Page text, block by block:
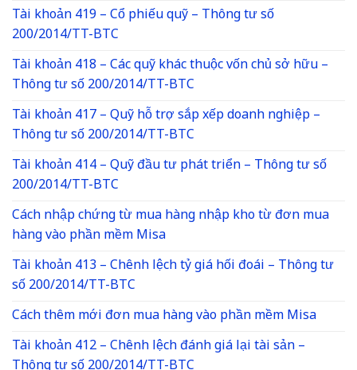
Tài khoản 419 – Cổ phiếu quỹ – Thông tư số
200/2014/TT-BTC
Tài khoản 418 – Các quỹ khác thuộc vốn chủ sở hữu –
Thông tư số 200/2014/TT-BTC
Tài khoản 417 – Quỹ hỗ trợ sắp xếp doanh nghiệp –
Thông tư số 200/2014/TT-BTC
Tài khoản 414 – Quỹ đầu tư phát triển – Thông tư số
200/2014/TT-BTC
Cách nhập chứng từ mua hàng nhập kho từ đơn mua
hàng vào phần mềm Misa
Tài khoản 413 – Chênh lệch tỷ giá hối đoái – Thông tư
số 200/2014/TT-BTC
Cách thêm mới đơn mua hàng vào phần mềm Misa
Tài khoản 412 – Chênh lệch đánh giá lại tài sản –